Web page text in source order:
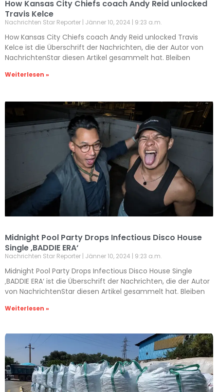
How Kansas City Chiefs coach Andy Reid unlocked
Travis Kelce
Nachrichten Star Reporter Jänner 10, 2024 9:23 a.m.
How Kansas City Chiefs coach Andy Reid unlocked Travis
Kelce ist die Überschrift der Nachrichten, die der Autor von
NachrichtenStar diesen Artikel gesammelt hat. Bleiben
Weiterlesen »
Midnight Pool Party Drops Infectious Disco House
Single ‚BADDIE ERA‘
Nachrichten Star Reporter Jänner 10, 2024 9:23 a.m.
Midnight Pool Party Drops Infectious Disco House Single
‚BADDIE ERA‘ ist die Überschrift der Nachrichten, die der Autor
von NachrichtenStar diesen Artikel gesammelt hat. Bleiben
Weiterlesen »